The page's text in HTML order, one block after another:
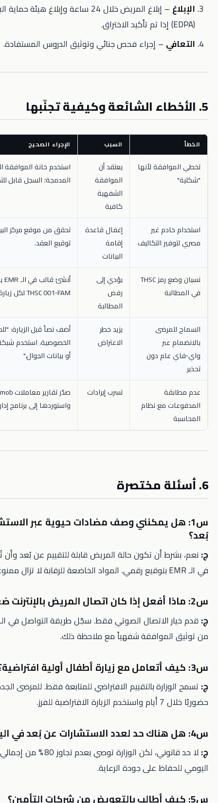
– إبلاغ المريض خلال 24 ساعة وإبلاغ هيئة حماية البيانات المصرية
– إجراء فحص جنائي وتوثيق الدروس المستفادة.
الإجراء الصحيح
لأنها
يعتقد أن
استخدم خانة الموافقة الإلكترونية
المدمجة؛ السجل قابل للتدقيق.
غير
التكاليف
إغفال قاعدة
إقامة
تحقق من موقع مركز البيانات قبل
توقيع العقد.
نسيان وضع رمز THSC
يؤدي إلى
رفض
أنشئ قالب في الـ EMR يملأ تلقائياً
THSC 001‑FAM لكل زيارة افتراضية.
دون
يزيد خطر
الاعتراض
أضف نصاً قبل الزيارة: "للحفاظ على
الخصوصية، استخدم شبكة منزلية آمنة
أو بيانات الجوال."
مع نظام
تسرب إيرادات
صدّر تقارير معاملات Paymob اليومية
واستوردها إلى برنامج إدارة العيادة.
يمكنني وصف مضادات حيوية عبر الاستشارة عن
أن تكون حالة المريض قابلة للتقييم عن بُعد وأن تُدخل الوصفة
قدم خيار الاتصال الصوتي فقط. سجّل طريقة التواصل في الـ EMR وتأكد
شفهياً مع ملاحظة ذلك.
بالتقييم الافتراضي للمتابعة فقط. للمرضى الجدد، حدد فحصاً
لا حد قانوني، لكن الوزارة توصي بعدم تجاوز 80 % من إجمالي عبء العمل
على جودة الرعاية.